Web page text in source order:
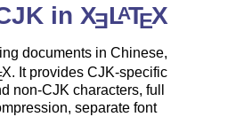
in XELATEX
documents in Chinese,
X. It provides CJK-specific
non-CJK characters, full
separate font